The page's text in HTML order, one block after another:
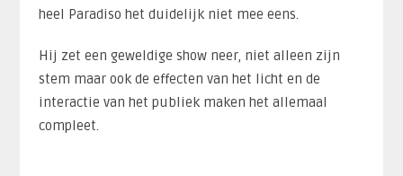
heel Paradiso het duidelijk niet mee eens.
Hij zet een geweldige show neer, niet alleen zijn
stem maar ook de effecten van het licht en de
interactie van het publiek maken het allemaal
compleet.